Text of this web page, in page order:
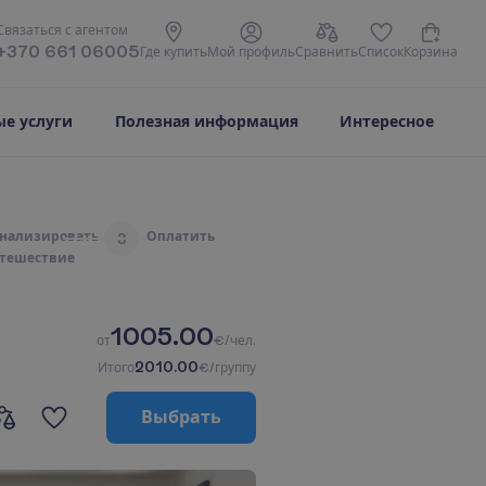
вязаться с агентом
661 06005 Где купить М ой профильСравнитьСписокКорзина
услуги Полезная информация Интересное
ализировать
ешествие
3 Оплатить
от1005.00€/чел.
Итого2010.00€/группу
Выбрать